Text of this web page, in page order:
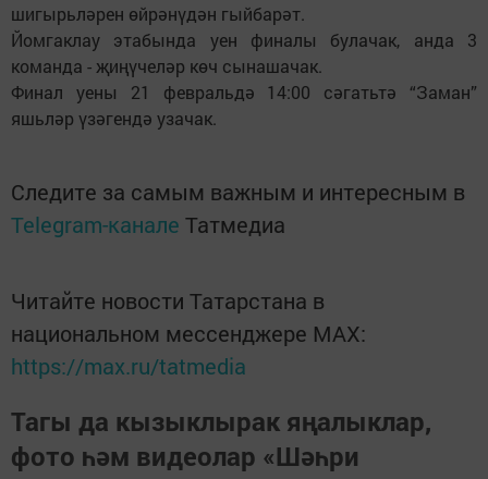
шигырьләрен өйрәнүдән гыйбарәт.
Йомгаклау этабында уен финалы булачак, анда 3
команда - җиңүчеләр көч сынашачак.
Финал уены 21 февральдә 14:00 сәгатьтә “Заман”
яшьләр үзәгендә узачак.
Следите за самым важным и интересным в
Telegram-канале Татмедиа
Читайте новости Татарстана в
национальном мессенджере MАХ:
https://max.ru/tatmedia
Тагы да кызыклырак яңалыклар,
фото һәм видеолар «Шәһри